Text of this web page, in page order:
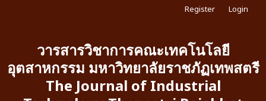
วารสารวิชาการคณะเทคโนโลยี
อุตสาหกรรม มหาวิทยาลัยราชภัฏเทพสตรี
The Journal of Industrial
Register Login